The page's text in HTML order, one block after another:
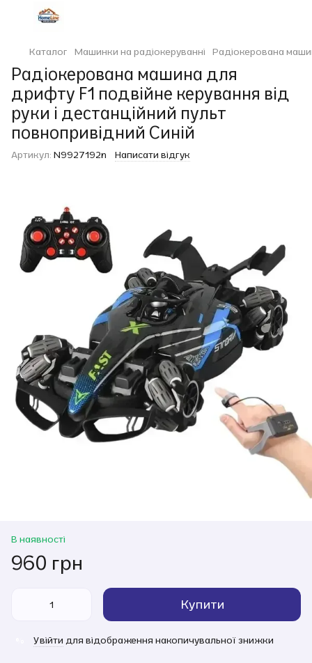
Каталог Машинки на радіокеруванні Радіокерована
Радіокерована машина для
дрифту F1 подвійне керування від
руки і дестанційний пульт
повнопривідний Синій
Артикул: N9927192n Написати відгук
В наявності
960 грн
Купити
Увійти для відображення накопичувальної знижки